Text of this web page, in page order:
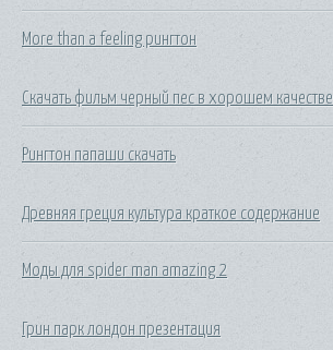
More than a feeling рингтон
Скачать фильм черный пес в хорошем качестве
Рингтон папаши скачать
Древняя греция культура краткое содержание
Моды для spider man amazing 2
Грин парк лондон презентация